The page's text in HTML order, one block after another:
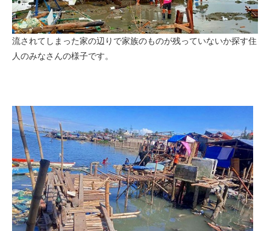
流されてしまった家の辺りで家族のものが残っていないか探す住
人のみなさんの様子です。